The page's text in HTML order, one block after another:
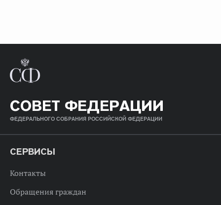
СОВЕТ ФЕДЕРАЦИИ
ФЕДЕРАЛЬНОГО СОБРАНИЯ РОССИЙСКОЙ ФЕДЕРАЦИИ
СЕРВИСЫ
Контакты
Обращения граждан